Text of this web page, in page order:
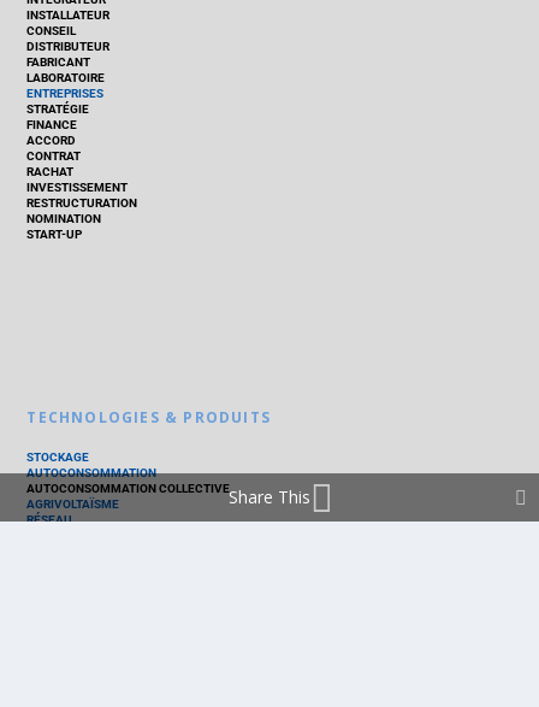
INSTALLATEUR
CONSEIL
DISTRIBUTEUR
FABRICANT
LABORATOIRE
ENTREPRISES
STRATÉGIE
FINANCE
ACCORD
CONTRAT
RACHAT
INVESTISSEMENT
RESTRUCTURATION
NOMINATION
START-UP
TECHNOLOGIES & PRODUITS
STOCKAGE
AUTOCONSOMMATION
AUTOCONSOMMATION COLLECTIVE
AGRIVOLTAÏSME
RÉSEAU
Share This